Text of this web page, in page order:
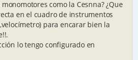
como la Cesnna? ¿Que
en el cuadro de instrumentos
para encarar bien la
lo tengo configurado en